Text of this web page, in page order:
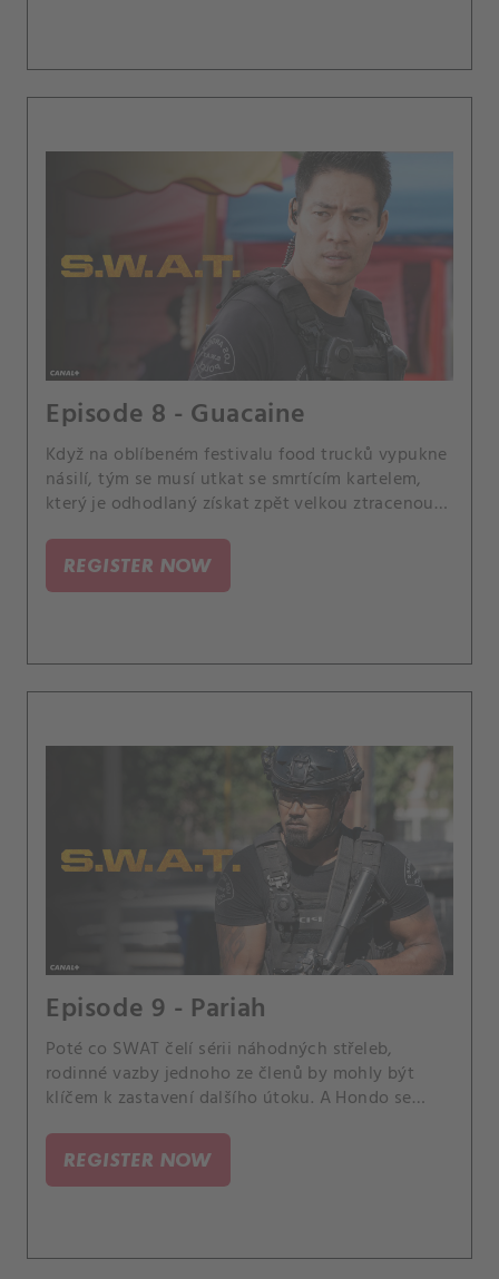
Episode 8 - Guacaine
Když na oblíbeném festivalu food trucků vypukne
násilí, tým se musí utkat se smrtícím kartelem,
který je odhodlaný získat zpět velkou ztracenou
REGISTER NOW
Episode 9 - Pariah
Poté co SWAT čelí sérii náhodných střeleb,
rodinné vazby jednoho ze členů by mohly být
klíčem k zastavení dalšího útoku. A Hondo se
pomáhá Lucovi v citlivé situaci.
REGISTER NOW